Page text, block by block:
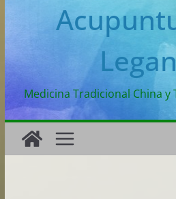
Medicina Tradicional China y